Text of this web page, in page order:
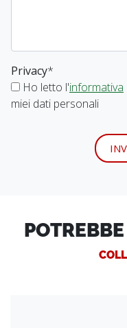
Privacy*
Ho letto l'informativa
miei dati personali